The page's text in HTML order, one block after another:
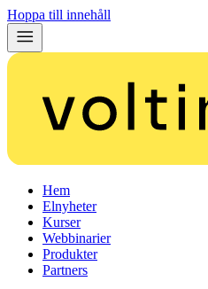
Hoppa till innehåll
Hem
Elnyheter
Kurser
Webbinarier
Produkter
Partners